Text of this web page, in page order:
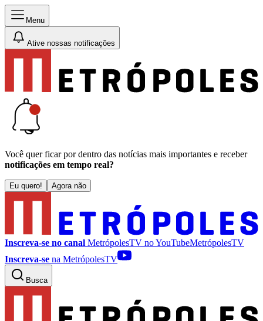
Menu
Ative nossas notificações
Você quer ficar por dentro das notícias mais importantes e receber
notificações em tempo real?
Eu quero! Agora não
Inscreva-se no canal MetrópolesTV noYouTubeMetrópolesTV
Inscreva-se na MetrópolesTV
Busca